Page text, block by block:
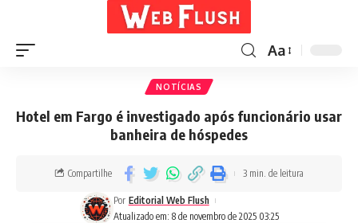
Aa
NOTÍCIAS
Hotel em Fargo é investigado após funcionário usar
banheira de hóspedes
Atualizado em: 8 de novembro de 2025 03:25
Por Editorial Web Flush
Compartilhe 3 min. de leitura